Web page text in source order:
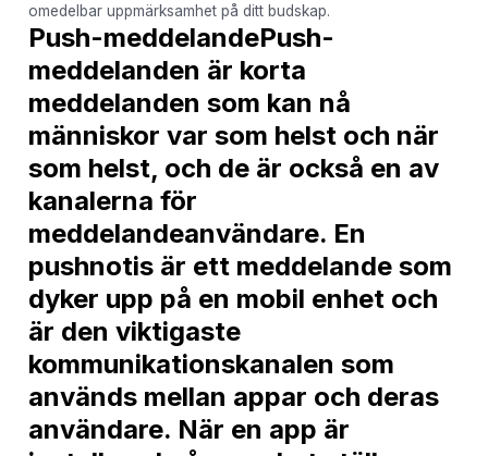
omedelbar uppmärksamhet på ditt budskap.
Push-meddelandePush-
meddelanden är korta
meddelanden som kan nå
människor var som helst och när
som helst, och de är också en av
kanalerna för
meddelandeanvändare. En
pushnotis är ett meddelande som
dyker upp på en mobil enhet och
är den viktigaste
kommunikationskanalen som
används mellan appar och deras
användare. När en app är